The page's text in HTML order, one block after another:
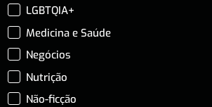
LGBTQIA+
Medicina e Saúde
Negócios
Nutrição
Não-ficção